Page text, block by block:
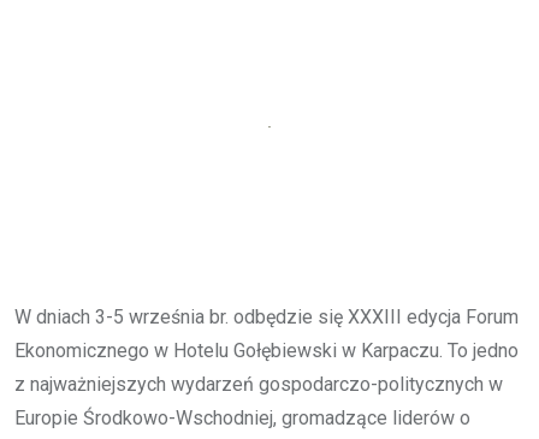
W dniach 3-5 września br. odbędzie się XXXIII edycja Forum
Ekonomicznego w Hotelu Gołębiewski w Karpaczu. To jedno
z najważniejszych wydarzeń gospodarczo-politycznych w
Europie Środkowo-Wschodniej, gromadzące liderów o